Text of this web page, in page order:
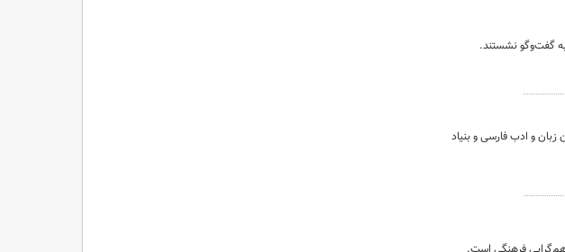
به گفت‌وگو نشستند.
و ادب فارسی و بنیاد